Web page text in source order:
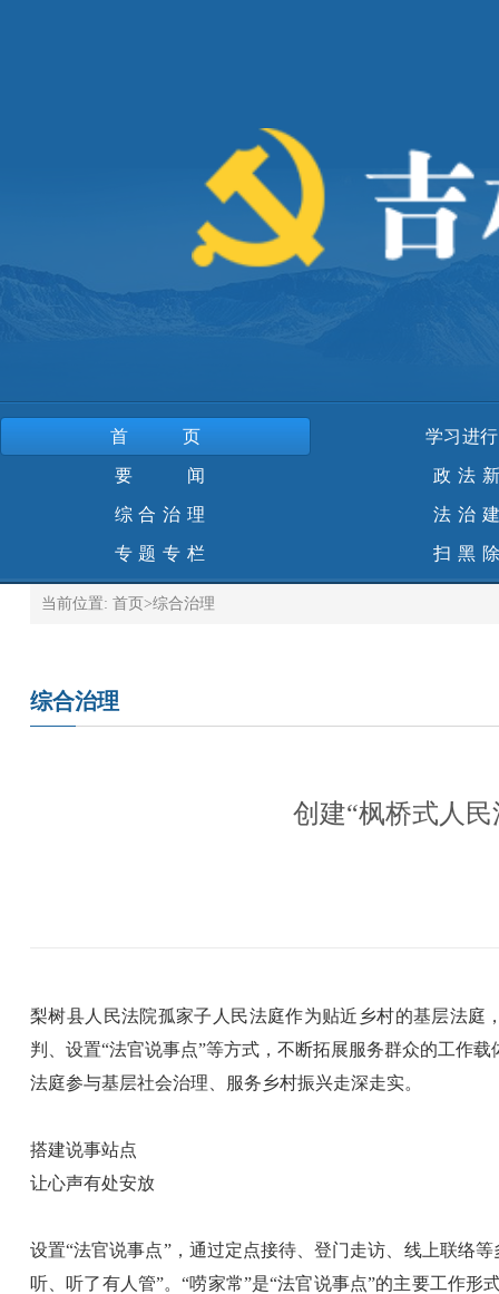
首页 学习进
要 闻 政法
综合治理 法治
专题专栏 扫黑
当前位置: 首页 >综合治理
综合治理
创建“枫桥式人
梨树县人民法院孤家子人民法庭作为贴近乡村的基层法
判、设置“法官说事点”等方式，不断拓展服务群众的工作
法庭参与基层社会治理、服务乡村振兴走深走实。
搭建说事站点
让心声有处安放
设置“法官说事点”，通过定点接待、登门走访、线上联络
听、听了有人管”。“唠家常”是“法官说事点”的主要工作